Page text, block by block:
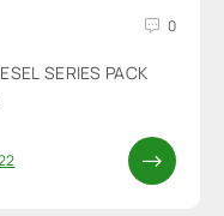
0
SERIES PACK